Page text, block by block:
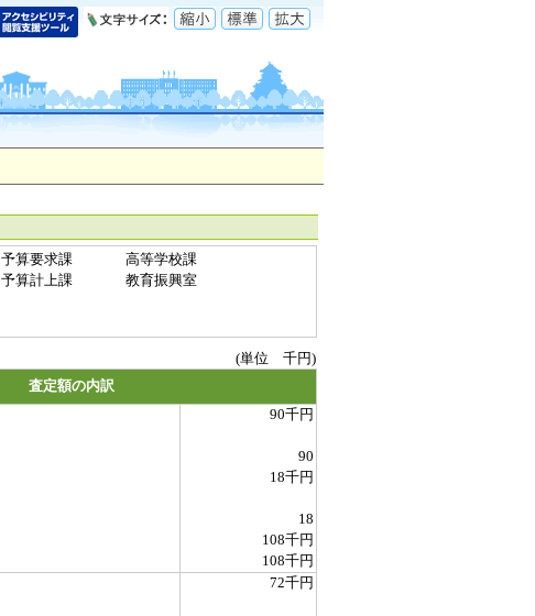
予算要求課
高等学校課
予算計上課
教育振興室
(単位 千円)
査定額の内訳
90千円
90
18千円
18
108千円
108千円
72千円